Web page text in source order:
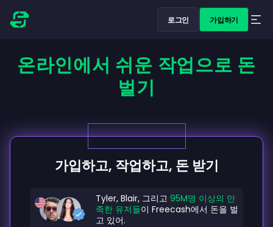
로그인 가입하기
온라인에서 쉬운 작업으로 돈
벌기
가입하고, 작업하고, 돈 받기
Tyler, Blair, 그리고 95M명 이상의 만
족한 유저들이 Freecash에서 돈을 벌
고 있어.